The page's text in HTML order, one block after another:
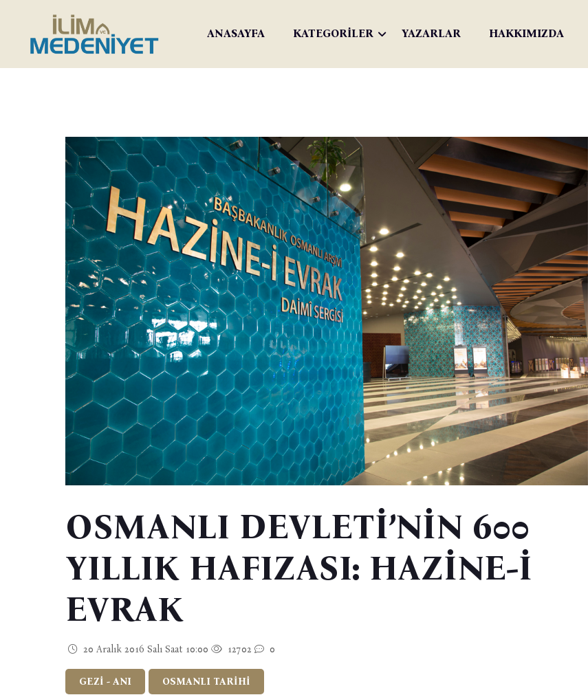
ANASAYFA KATEGORİLER YAZARLAR HAKKIMIZDA
OSMANLI DEVLETİ’NİN 600
YILLIK HAFIZASI: HAZİNE-İ
EVRAK
20 Aralık 2016 Salı Saat 10:00 12702 0
GEZİ - ANI OSMANLI TARİHİ